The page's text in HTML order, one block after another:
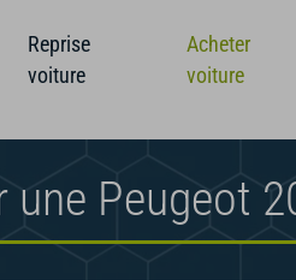
Reprise
voiture
Acheter
voiture
une Peugeot